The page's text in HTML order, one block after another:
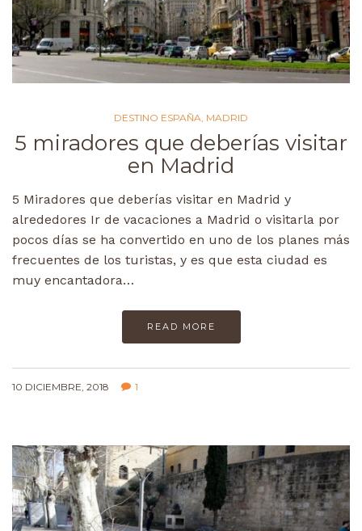
DESTINO ESPAÑA MADRID
5 miradores que deberías visitar
en Madrid
5 Miradores que deberías visitar en Madrid y
alrededores Ir de vacaciones a Madrid o visitarla por
pocos días se ha convertido en uno de los planes más
frecuentes de los turistas, y es que esta ciudad es
muy encantadora…
READ MORE
10 DICIEMBRE, 2018 1